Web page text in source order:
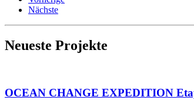
Nächste
Neueste Projekte
OCEAN CHANGE EXPEDITION